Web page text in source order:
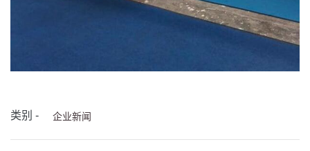
类别 - 企业新闻